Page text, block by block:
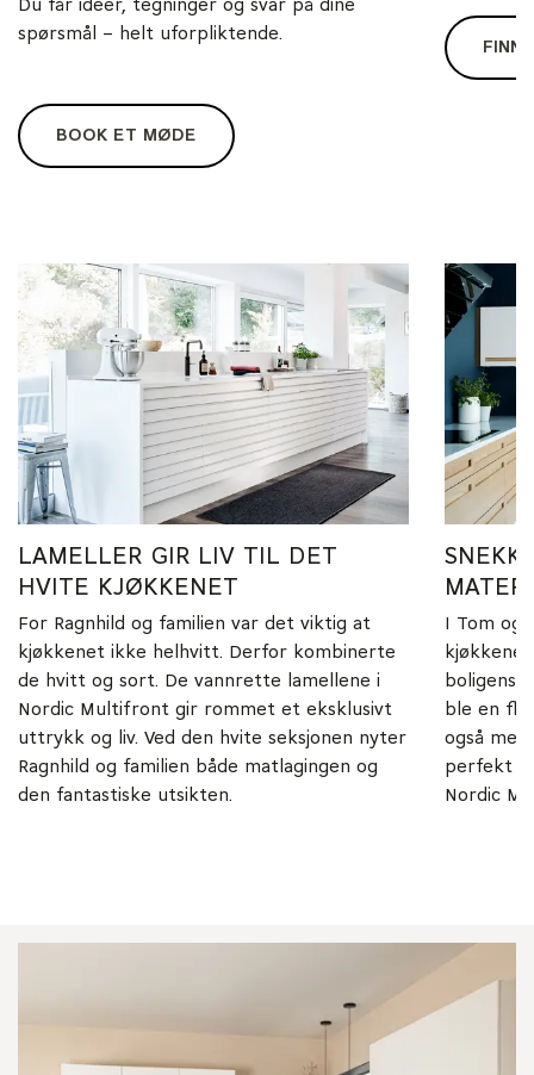
Du får ideer, tegninger og svar på dine
spørsmål – helt uforpliktende.
BOOK ET MØDE
FINN
LAMELLER GIR LIV TIL DET
HVITE KJØKKENET
For Ragnhild og familien var det viktig at
kjøkkenet ikke helhvitt. Derfor kombinerte
de hvitt og sort. De vannrette lamellene i
Nordic Multifront gir rommet et eksklusivt
uttrykk og liv. Ved den hvite seksjonen nyter
Ragnhild og familien både matlagingen og
den fantastiske utsikten.
I Tom og
boligens
ble en
også
perfekt
Nordic